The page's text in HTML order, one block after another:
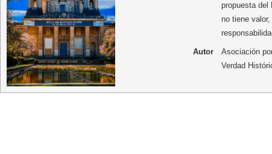
propuesta del
no tiene
Autor
Asociación
Verdad